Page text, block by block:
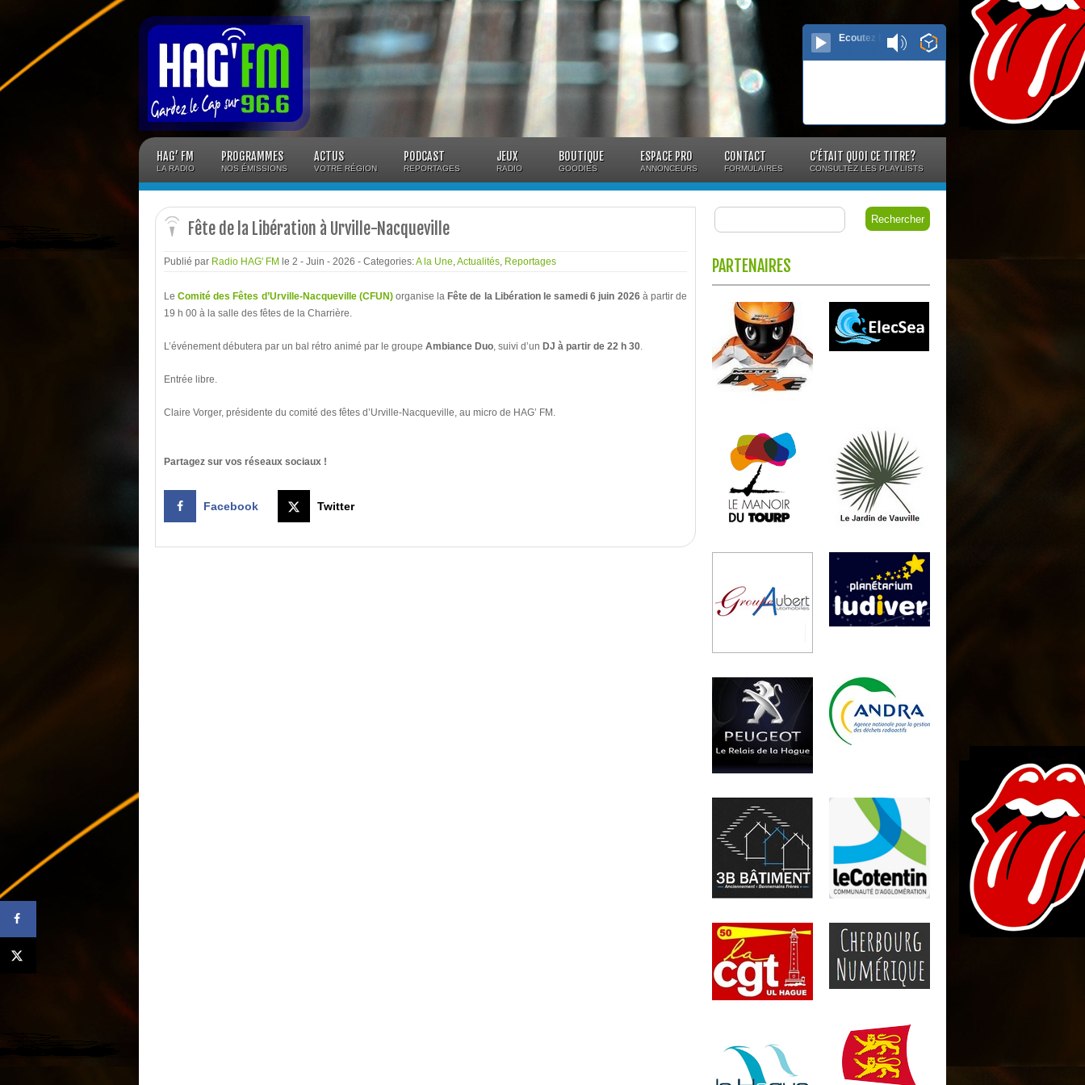
Ecoutez le direct...
HAG’ FM
LA RADIO
PROGRAMMES
NOS ÉMISSIONS
ACTUS
VOTRE RÉGION
PODCAST
REPORTAGES
JEUX
RADIO
BOUTIQUE
GOODIES
ESPACE PRO
ANNONCEURS
CONTACT
FORMULAIRES
C’ÉTAIT QUOI CE TITRE?
CONSULTEZ LES PLAYLISTS
Fête de la Libération à Urville-Nacqueville
Publié par Radio HAG' FM le 2 - Juin - 2026 - Categories:A la Une,Actualités, Reportages
LeComité des Fêtes d’Urville-Nacqueville (CFUN)organise la Fête de la Libération le samedi 6 juin 2026à partir de
19 h 00 à la salle des fêtes de la Charrière.
L’événement débutera par un bal rétro animé par le groupe Ambiance Duo, suivi d’un DJ à partir de 22 h 30.
Entrée libre.
Claire Vorger, présidente du comité des fêtes d’Urville-Nacqueville, au micro de HAG’ FM.
Partagez sur vos réseaux sociaux !
Facebook Twitter
PARTENAIRES
Panneau de gestion des cookies